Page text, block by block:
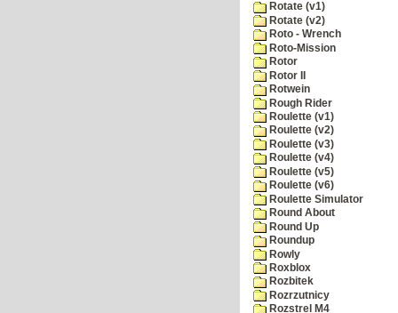
Rotate (v1)
Rotate (v2)
Roto - Wrench
Roto-Mission
Rotor
Rotor II
Rotwein
Rough Rider
Roulette (v1)
Roulette (v2)
Roulette (v3)
Roulette (v4)
Roulette (v5)
Roulette (v6)
Roulette Simulator
Round About
Round Up
Roundup
Rowly
Roxblox
Rozbitek
Rozrzutnicy
Rozstrel M4